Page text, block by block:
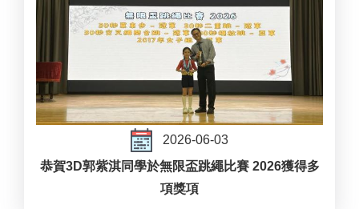
2026-06-03
恭賀3D郭紫淇同學於無限盃跳繩比賽 2026獲得多
項獎項